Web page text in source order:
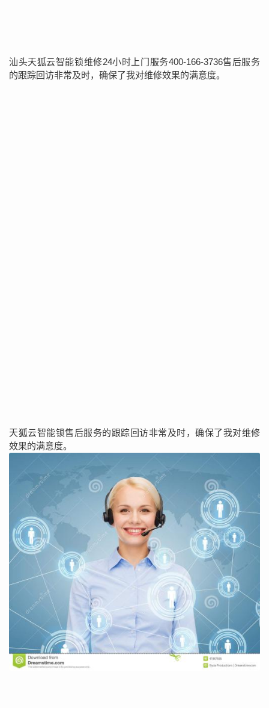
汕头天狐云智能锁维修24小时上门服务400-166-3736售后服务
的跟踪回访非常及时，确保了我对维修效果的满意度。
天狐云智能锁售后服务的跟踪回访非常及时，确保了我对维修
效果的满意度。